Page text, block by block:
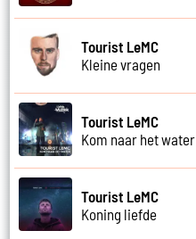
Tourist LeMC
Kleine vragen
Tourist LeMC
Kom naar het water
Tourist LeMC
Koning liefde